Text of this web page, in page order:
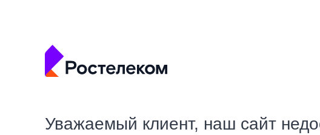
Уважаемый клиент, наш сайт